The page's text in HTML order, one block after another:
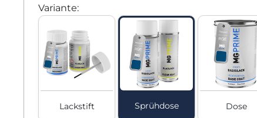
Variante:
Lackstift Sprühdose Dose